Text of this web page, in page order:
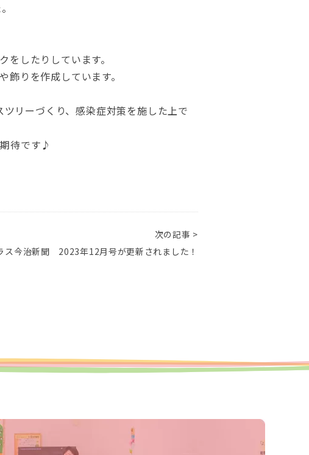
したりしています。
りを作成しています。
リーづくり、感染症対策を施した上で
待です♪
次の記事 >
ス今治新聞 2023年12月号が更新されました！